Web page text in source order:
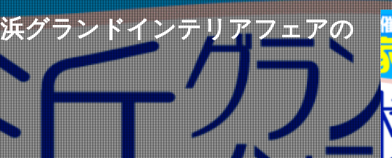
グランドインテリアフェアの